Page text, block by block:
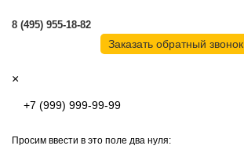
8 (495) 955-18-82
Заказать обратный звонок
×
Просим ввести в это поле два нуля: